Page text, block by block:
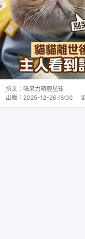
撰文： 喵呆力萌寵星球
出版： 2025-12-26 16:00